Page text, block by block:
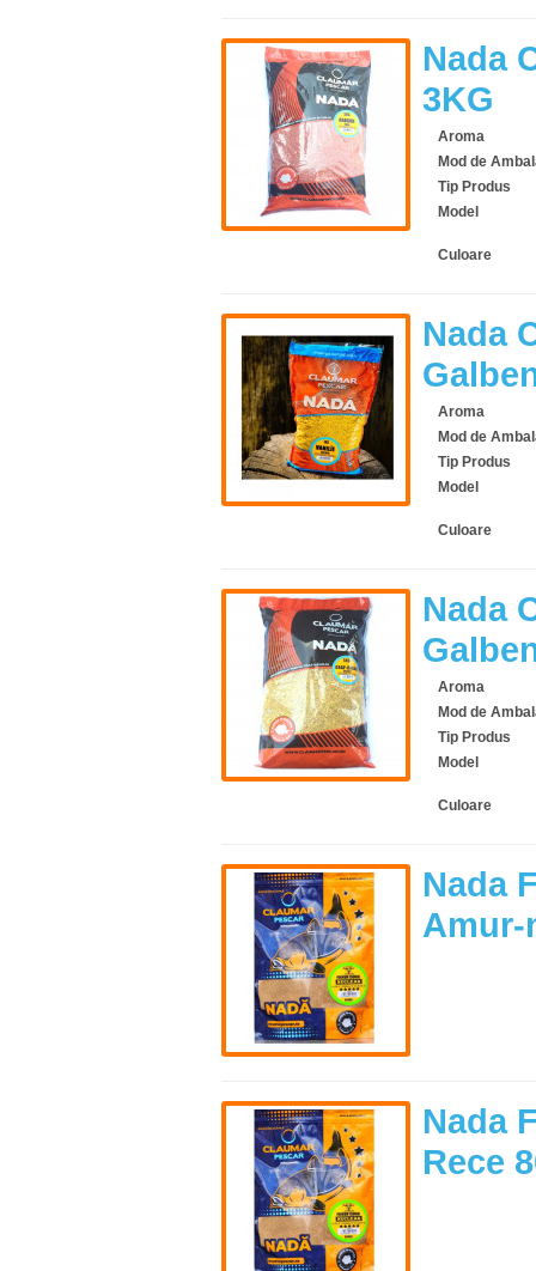
Nada
3KG
Aroma
Mod de
Tip Produs
Model
Culoare
Nada
Aroma
Mod de
Tip Produs
Model
Culoare
Nada
Aroma
Mod de
Tip Produs
Model
Culoare
Nada
Amur-
Nada
Rece